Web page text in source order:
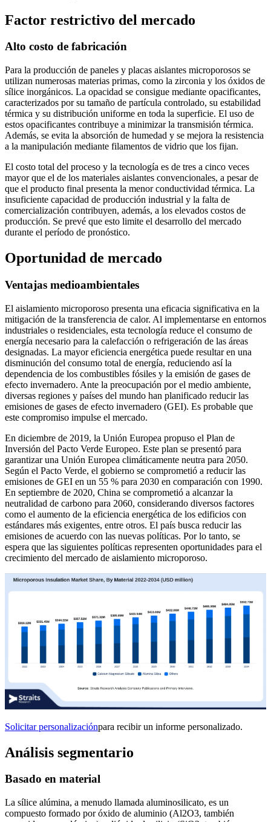
Factor restrictivo del mercado
Alto costo de fabricación
Para la producción de paneles y placas aislantes microporosos se
utilizan numerosas materias primas, como la zirconia y los óxidos de
sílice inorgánicos. La opacidad se consigue mediante opacificantes,
caracterizados por su tamaño de partícula controlado, su estabilidad
térmica y su distribución uniforme en toda la superficie. El uso de
estos opacificantes contribuye a minimizar la transmisión térmica.
Además, se evita la absorción de humedad y se mejora la resistencia
a la manipulación mediante filamentos de vidrio que los fijan.
El costo total del proceso y la tecnología es de tres a cinco veces
mayor que el de los materiales aislantes convencionales, a pesar de
que el producto final presenta la menor conductividad térmica. La
insuficiente capacidad de producción industrial y la falta de
comercialización contribuyen, además, a los elevados costos de
producción. Se prevé que esto limite el desarrollo del mercado
durante el período de pronóstico.
Oportunidad de mercado
Ventajas medioambientales
El aislamiento microporoso presenta una eficacia significativa en la
mitigación de la transferencia de calor. Al implementarse en entornos
industriales o residenciales, esta tecnología reduce el consumo de
energía necesario para la calefacción o refrigeración de las áreas
designadas. La mayor eficiencia energética puede resultar en una
disminución del consumo total de energía, reduciendo así la
dependencia de los combustibles fósiles y la emisión de gases de
efecto invernadero. Ante la preocupación por el medio ambiente,
diversas regiones y países del mundo han planificado reducir las
emisiones de gases de efecto invernadero (GEI). Es probable que
este compromiso impulse el mercado.
En diciembre de 2019, la Unión Europea propuso el Plan de
Inversión del Pacto Verde Europeo. Este plan se presentó para
garantizar una Unión Europea climáticamente neutra para 2050.
Según el Pacto Verde, el gobierno se comprometió a reducir las
emisiones de GEI en un 55 % para 2030 en comparación con 1990.
En septiembre de 2020, China se comprometió a alcanzar la
neutralidad de carbono para 2060, considerando diversos factores
como el aumento de la eficiencia energética de los edificios con
estándares más exigentes, entre otros. El país busca reducir las
emisiones de acuerdo con las nuevas políticas. Por lo tanto, se
espera que las siguientes políticas representen oportunidades para el
crecimiento del mercado de aislamiento microporoso.
Solicitar personalizaciónpara recibir un informe personalizado.
Análisis segmentario
Basado en material
La sílice alúmina, a menudo llamada aluminosilicato, es un
compuesto formado por óxido de aluminio (Al2O3, también